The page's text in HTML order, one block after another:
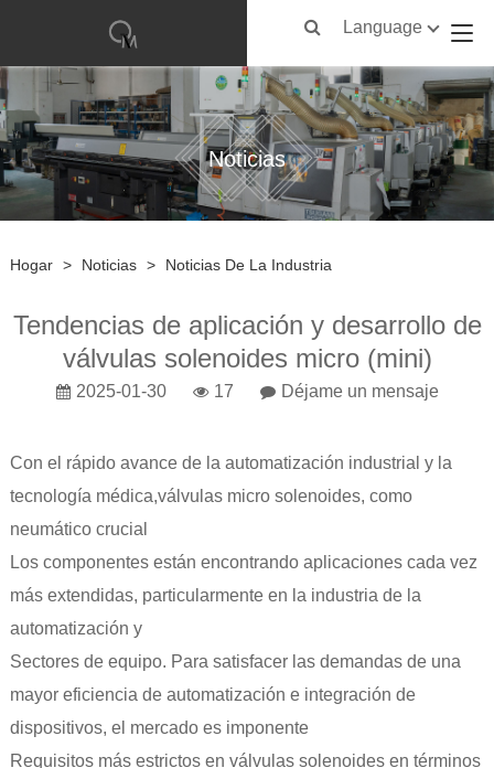
Language
Noticias
Hogar > Noticias > Noticias De La Industria
Tendencias de aplicación y desarrollo de
válvulas solenoides micro (mini)
2025-01-30 17 Déjame un mensaje
Con el rápido avance de la automatización industrial y la
tecnología médica,válvulas micro solenoides, como
neumático crucial
Los componentes están encontrando aplicaciones cada vez
más extendidas, particularmente en la industria de la
automatización y
Sectores de equipo. Para satisfacer las demandas de una
mayor eficiencia de automatización e integración de
dispositivos, el mercado es imponente
Requisitos más estrictos en válvulas solenoides en términos